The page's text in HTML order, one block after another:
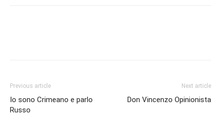
Previous article
Io sono Crimeano e parlo
Russo
Next article
Don Vincenzo Opinionista